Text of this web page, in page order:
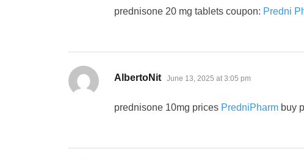
prednisone 20 mg tablets coupon: Predni
AlbertoNit says:
June 13, 2025 at 3:05 pm
prednisone 10mg prices PredniPharm buy